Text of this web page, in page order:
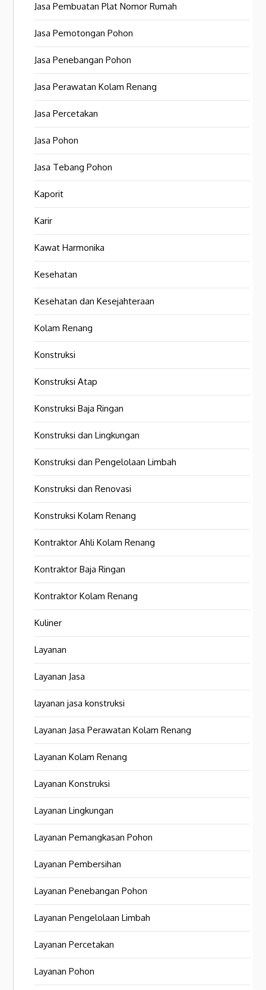
Jasa Pembuatan Plat Nomor Rumah
Jasa Pemotongan Pohon
Jasa Penebangan Pohon
Jasa Perawatan Kolam Renang
Jasa Percetakan
Jasa Pohon
Jasa Tebang Pohon
Kaporit
Karir
Kawat Harmonika
Kesehatan
Kesehatan dan Kesejahteraan
Kolam Renang
Konstruksi
Konstruksi Atap
Konstruksi Baja Ringan
Konstruksi dan Lingkungan
Konstruksi dan Pengelolaan Limbah
Konstruksi dan Renovasi
Konstruksi Kolam Renang
Kontraktor Ahli Kolam Renang
Kontraktor Baja Ringan
Kontraktor Kolam Renang
Kuliner
Layanan
Layanan Jasa
layanan jasa konstruksi
Layanan Jasa Perawatan Kolam Renang
Layanan Kolam Renang
Layanan Konstruksi
Layanan Lingkungan
Layanan Pemangkasan Pohon
Layanan Pembersihan
Layanan Penebangan Pohon
Layanan Pengelolaan Limbah
Layanan Percetakan
Layanan Pohon